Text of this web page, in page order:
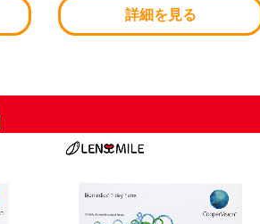
詳細を見る